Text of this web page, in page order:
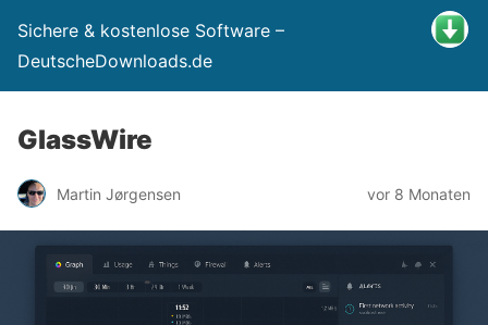
Sichere & kostenlose Software –
DeutscheDownloads.de
GlassWire
Martin Jørgensen vor 8 Monaten